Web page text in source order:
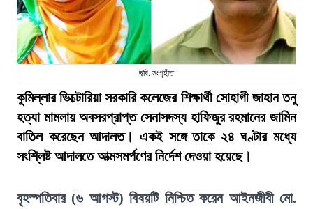
ছবি: সংগৃহীত
কুমিল্লার ভিক্টোরিয়া সরকারি কলেজের শিক্ষার্থী সোহাগী জাহান তনু
হত্যা মামলায় অবসরপ্রাপ্ত সেনাসদস্য হাফিজুর রহমানের জামিন
বাতিল করেছেন আদালত। একই সঙ্গে তাকে ২৪ ঘণ্টার মধ্যে
সংশ্লিষ্ট আদালতে আত্মসমর্পণের নির্দেশ দেওয়া হয়েছে।
বৃহস্পতিবার (৬ আগস্ট) বিষয়টি নিশ্চিত করেন আইনজীবী মো.